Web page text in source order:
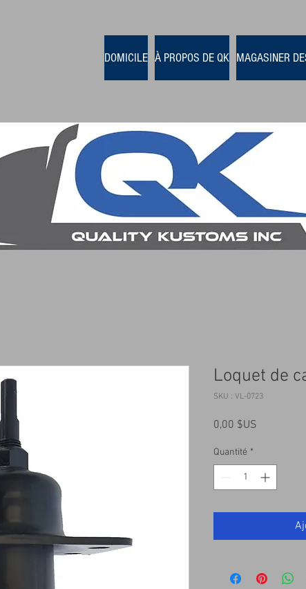
DOMICILE À PROPOS DE QK MAGASINER
Loquet de
SKU : VL-0723
0,00 $US
Quantité *